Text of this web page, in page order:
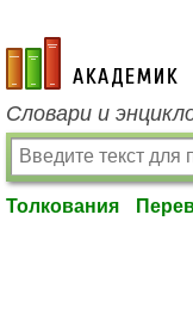
academic.ru
Словари и
Толкования